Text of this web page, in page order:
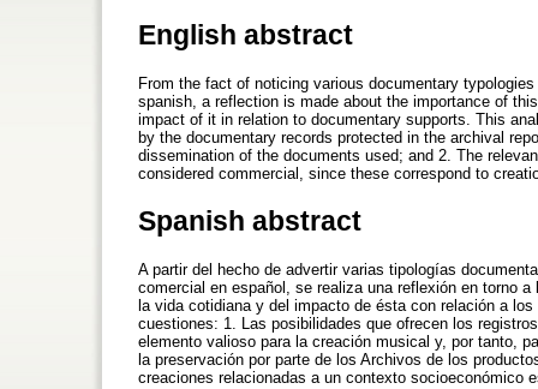
English abstract
From the fact of noticing various documentary
spanish, a reflection is made about the importance of
impact of it in relation to documentary supports. This
by the documentary records protected in the archival
dissemination of the documents used; and 2. The
considered commercial, since these correspond to
Spanish abstract
A partir del hecho de advertir varias tipologías
comercial en español, se realiza una reflexión en torno
la vida cotidiana y del impacto de ésta con relación a
cuestiones: 1. Las posibilidades que ofrecen los
elemento valioso para la creación musical y, por tanto,
la preservación por parte de los Archivos de los
creaciones relacionadas a un contexto socioeconómico